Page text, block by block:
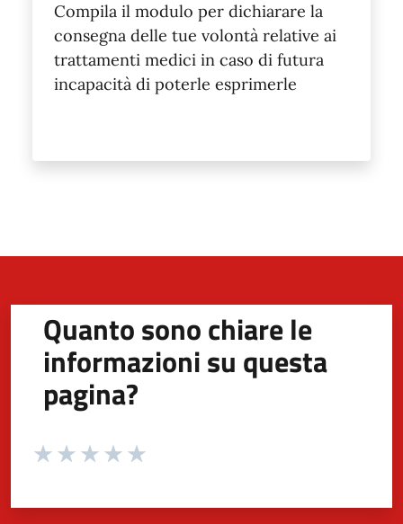
Compila il modulo per dichiarare la
consegna delle tue volontà relative ai
trattamenti medici in caso di futura
incapacità di poterle esprimerle
Quanto sono chiare le
informazioni su questa
pagina?
Valuta da 1 a 5 stelle la pagina